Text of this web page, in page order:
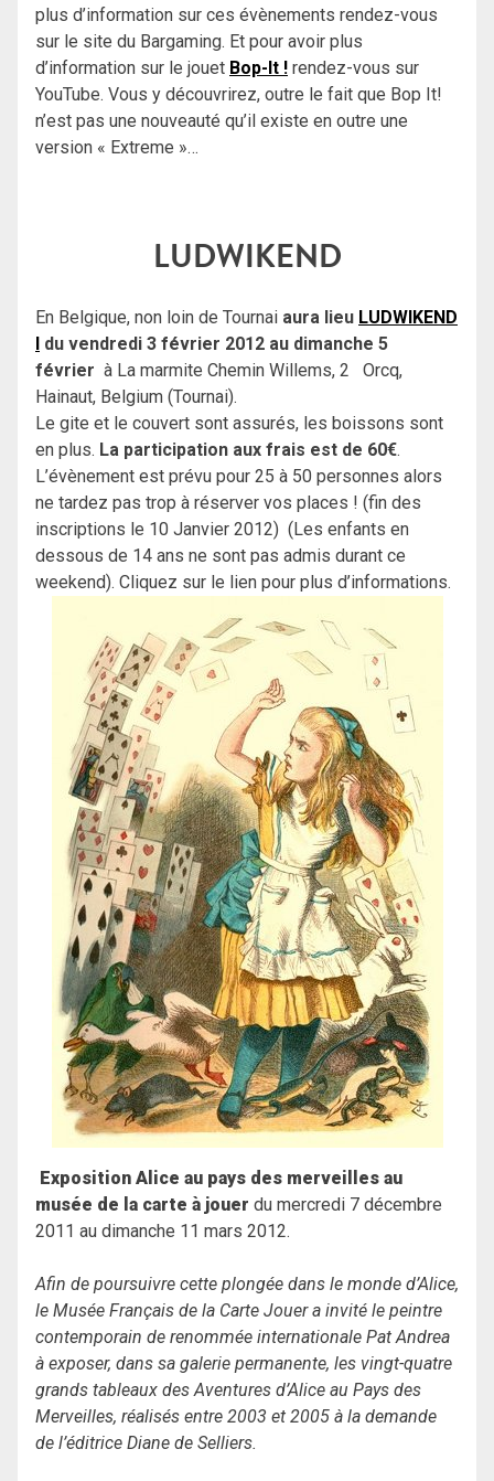
plus d’information sur ces évènements rendez-vous
sur le site du Bargaming. Et pour avoir plus
d’information sur le jouet Bop-It ! rendez-vous sur
YouTube. Vous y découvrirez, outre le fait que Bop It!
n’est pas une nouveauté qu’il existe en outre une
version « Extreme »…
LUDWIKEND
En Belgique, non loin de Tournai aura lieu LUDWIKEND
du vendredi 3 février 2012 au dimanche 5
février à La marmite Chemin Willems, 2 Orcq,
Hainaut, Belgium (Tournai).
Le gite et le couvert sont assurés, les boissons sont
en plus. La participation aux frais est de 60€.
L’évènement est prévu pour 25 à 50 personnes alors
ne tardez pas trop à réserver vos places ! (fin des
inscriptions le 10 Janvier 2012) (Les enfants en
dessous de 14 ans ne sont pas admis durant ce
weekend). Cliquez sur le lien pour plus d’informations.
Exposition Alice au pays des merveilles au
musée de la carte à jouer du mercredi 7 décembre
2011 au dimanche 11 mars 2012.
Afin de poursuivre cette plongée dans le monde d’Alice,
le Musée Français de la Carte Jouer a invité le peintre
contemporain de renommée internationale Pat Andrea
à exposer, dans sa galerie permanente, les vingt-quatre
grands tableaux des Aventures d’Alice au Pays des
Merveilles, réalisés entre 2003 et 2005 à la demande
de l’éditrice Diane de Selliers.